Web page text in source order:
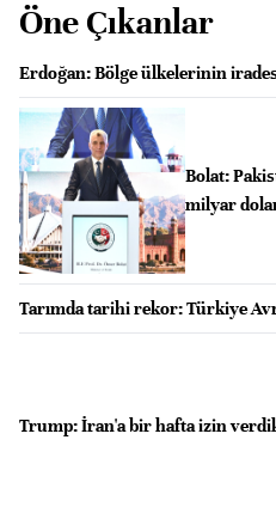
Öne Çıkanlar
Erdoğan: Bölge ülkelerinin
Bolat:
milyar
Tarımda tarihi rekor: Türkiye
Trump: İran'a bir hafta izin